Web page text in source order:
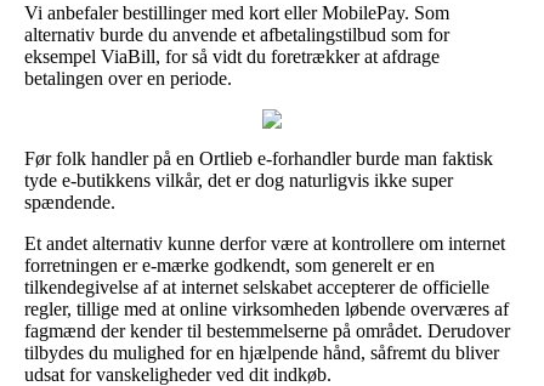
Vi anbefaler bestillinger med kort eller MobilePay. Som
alternativ burde du anvende et afbetalingstilbud som for
eksempel ViaBill, for så vidt du foretrækker at afdrage
betalingen over en periode.
Før folk handler på en Ortlieb e-forhandler burde man faktisk
tyde e-butikkens vilkår, det er dog naturligvis ikke super
spændende.
Et andet alternativ kunne derfor være at kontrollere om internet
forretningen er e-mærke godkendt, som generelt er en
tilkendegivelse af at internet selskabet accepterer de officielle
regler, tillige med at online virksomheden løbende overværes af
fagmænd der kender til bestemmelserne på området. Derudover
tilbydes du mulighed for en hjælpende hånd, såfremt du bliver
udsat for vanskeligheder ved dit indkøb.